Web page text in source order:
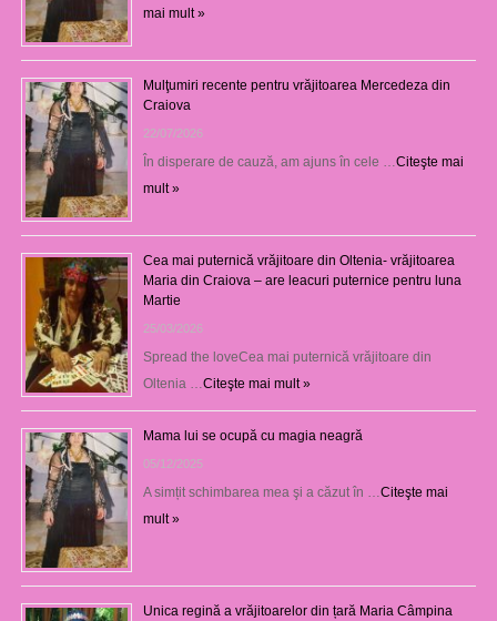
mai mult »
Mulţumiri recente pentru vrăjitoarea Mercedeza din
Craiova
22/07/2026
În disperare de cauză, am ajuns în cele …Citeşte mai
mult »
Cea mai puternică vrăjitoare din Oltenia- vrăjitoarea
Maria din Craiova – are leacuri puternice pentru luna
Martie
25/03/2026
Spread the loveCea mai puternică vrăjitoare din
Oltenia …Citeşte mai mult »
Mama lui se ocupă cu magia neagră
05/12/2025
A simțit schimbarea mea şi a căzut în …Citeşte mai
mult »
Unica regină a vrăjitoarelor din țară Maria Câmpina